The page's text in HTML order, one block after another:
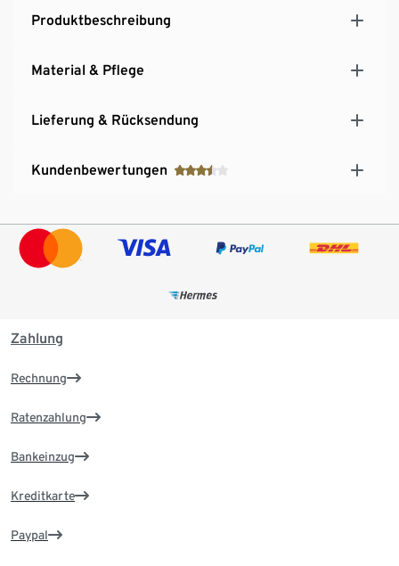
Produktbeschreibung
Material & Pflege
Lieferung & Rücksendung
Kundenbewertungen
Zahlung
Rechnung
Ratenzahlung
Bankeinzug
Kreditkarte
Paypal